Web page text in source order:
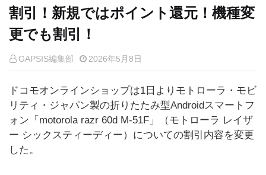
割引！新規ではポイント還元！機種変
更でも割引！
GAPSIS編集部 2026年5月8日
ドコモオンラインショップは1日よりモトローラ・モビ
リティ・ジャパン製の折りたたみ型Androidスマートフ
ォン「motorola razr 60d M-51F」（モトローラ レイザ
ー シックスティーディー）についての割引内容を変更
した。